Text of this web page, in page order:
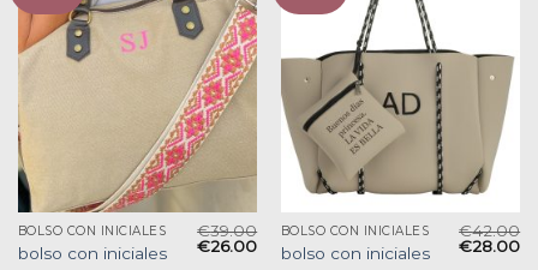
BOLSO CON INICIALES
bolso con iniciales
€39.00
€26.00
BOLSO CON INICIALES
bolso con iniciales
€42.00
€28.00